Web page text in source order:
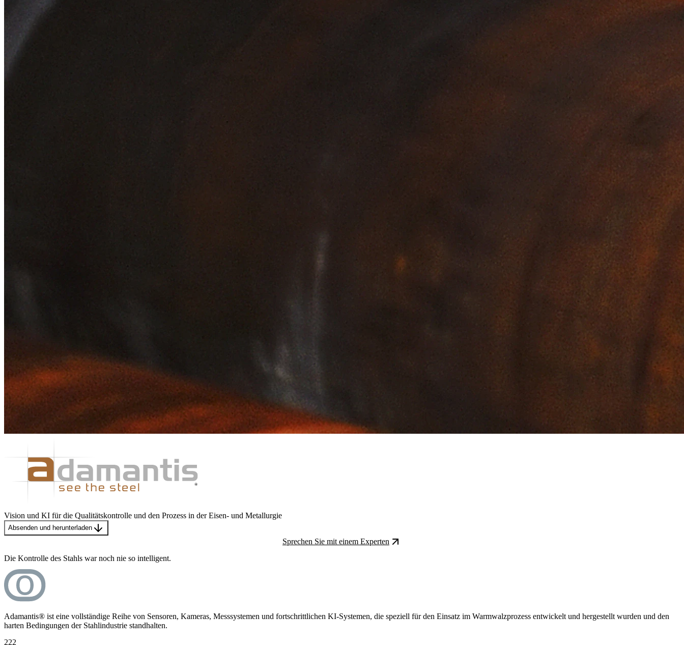
Vision und KI für die Qualitätskontrolle und den Prozess in der Eisen- und Metallurgie
Absenden und herunterladen
Sprechen Sie mit einem Experten
Die Kontrolle des Stahls war noch nie so intelligent.
Adamantis® ist eine vollständige Reihe von Sensoren, Kameras, Messsystemen und fortschrittlichen KI-Systemen, die speziell für den Einsatz im Warmwalzprozess entwickelt und hergestellt wurden und den
harten Bedingungen der Stahlindustrie standhalten.
222